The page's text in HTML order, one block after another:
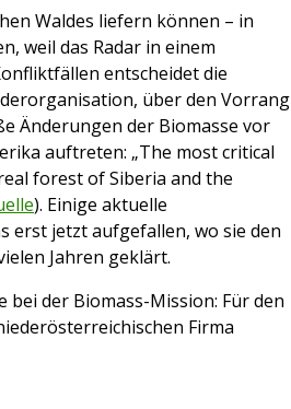
Waldes liefern können – in
weil das Radar in einem
entscheidet die
über den Vorrang
Änderungen der Biomasse vor
auftreten: „The most critical
forest of Siberia and the
). Einige aktuelle
erst jetzt aufgefallen, wo sie den
Jahren geklärt.
der Biomass-Mission: Für den
Firma